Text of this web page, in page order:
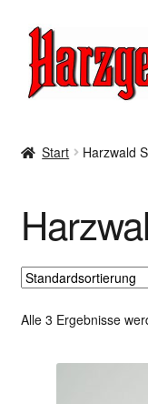
Zur
Navigation
springen
Zum
Inhalt
springen
Impressum
Kasse
Mein Konto
Start Harzwald
Alle 3 Ergebnisse